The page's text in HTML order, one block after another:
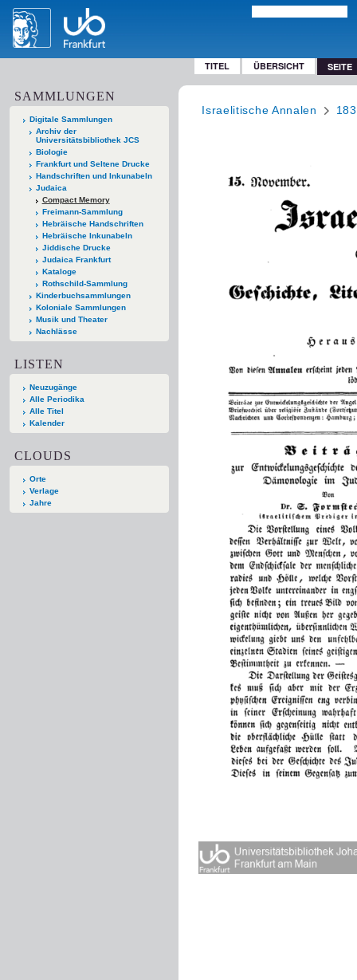
TITEL ÜBERSICHT SEITE
SAMMLUNGEN
Digitale Sammlungen
Archiv der
Universitätsbibliothek JCS
Biologie
Frankfurt und Seltene Drucke
Handschriften und Inkunabeln
Judaica
Compact Memory
Freimann-Sammlung
Hebräische Handschriften
Hebräische Inkunabeln
Jiddische Drucke
Judaica Frankfurt
Kataloge
Rothschild-Sammlung
Kinderbuchsammlungen
Koloniale Sammlungen
Musik und Theater
Nachlässe
LISTEN
Neuzugänge
Alle Periodika
Alle Titel
Kalender
CLOUDS
Orte
Verlage
Jahre
Israelitische Annalen